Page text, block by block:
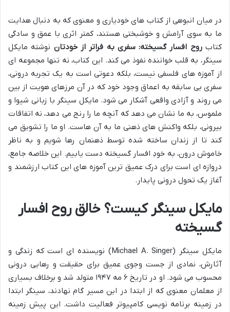
در میان انبوهی از کتاب های خودیاری و معنوی که به دنبال هدایت
ما به سوی آرامش و خوشبختی هستند، کمتر اثری با عمق و سادگی
کتابروح افسار گسیخته: سفری به فراتر از خودتان نوشته مایکل
سینگر، به قلب خواننده نفوذ می کند. این کتاب، نه تنها مجموعه ای
از آموزه های فلسفی نیست، بلکه دعوتی است به یک تجربه درونی،
سفری بی سابقه به اعماق وجود خود که در آن مرزهای هویت از بین
می روند و آزادی واقعی آشکار می شود. مایکل سینگر با زبانی شیوا و
ملموس، به ما نشان می دهد که آنچه ما را رنج می دهد، نه اتفاقات
بیرونی، بلکه واکنش های ذهنی ما به آن هاست. او ما را تشویق می
کند تا از زندان ساخته شده توسط ذهنمان رها شویم و به ناظر
خاموش درون، به خودِ افسار گسیخته دست یابیم. این خلاصه جامع،
دروازه ای است برای درک عمیق ترین آموزه های این کتاب ارزشمند و
آغاز یک تحول درونی پایدار.
مایکل سینگر کیست؟ خالق روح افسار
گسیخته
مایکل سینگر (Michael A. Singer) نویسنده ای است که زندگی و
آثارش، نمادی از جست وجوی عمیق برای حقیقت و رهایی درونی
محسوب می شود. او در تاریخ ۶ مه ۱۹۴۷ متولد شد و برخلاف بسیاری
از معلمان معنوی که از ابتدا در این مسیر گام نهادند، سینگر ابتدا
در زمینه برنامه نویسی کامپیوتر فعالیت داشت. این پیش زمینه